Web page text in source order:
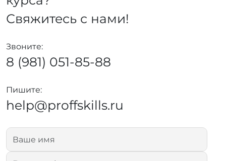
Свяжитесь с нами!
Звоните:
8 (981) 051-85-88
Пишите:
help@proffskills.ru